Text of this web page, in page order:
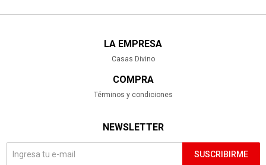
LA EMPRESA
Casas Divino
COMPRA
Términos y condiciones
NEWSLETTER
SUSCRIBIRME